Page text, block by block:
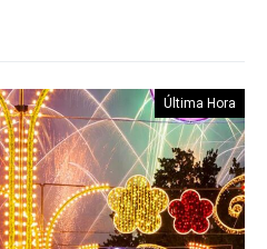
Última Hora